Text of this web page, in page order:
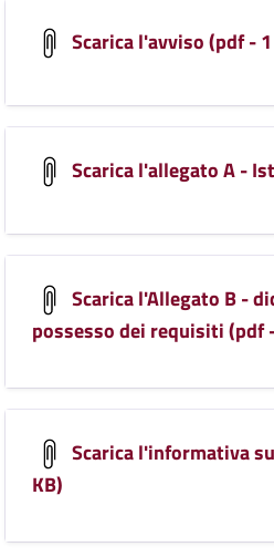
Scarica l'avviso (pdf -
Scarica l'allegato A -
Scarica l'Allegato B -
possesso dei requisiti (pdf
Scarica l'informativa
KB)